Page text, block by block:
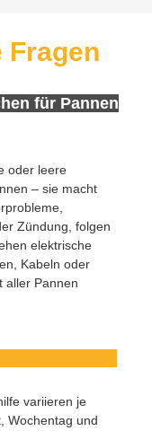
Fragen
für Pannen
oder leere
– sie macht
Zündung, folgen
elektrische
Kabeln oder
aller Pannen
variieren je
Wochentag und